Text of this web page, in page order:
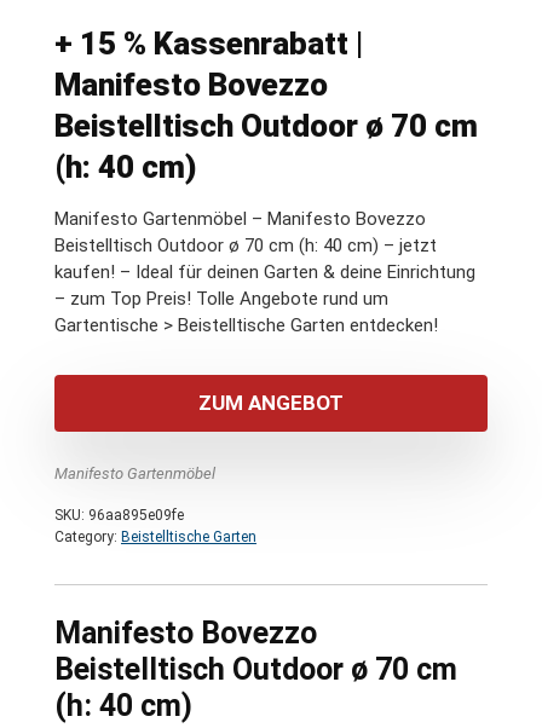
+ 15 % Kassenrabatt |
Manifesto Bovezzo
Beistelltisch Outdoor ø 70 cm
(h: 40 cm)
Manifesto Gartenmöbel – Manifesto Bovezzo
Beistelltisch Outdoor ø 70 cm (h: 40 cm) – jetzt
kaufen! – Ideal für deinen Garten & deine Einrichtung
– zum Top Preis! Tolle Angebote rund um
Gartentische > Beistelltische Garten entdecken!
ZUM ANGEBOT
Manifesto Gartenmöbel
SKU: 96aa895e09fe
Category: Beistelltische Garten
Manifesto Bovezzo
Beistelltisch Outdoor ø 70 cm
(h: 40 cm)